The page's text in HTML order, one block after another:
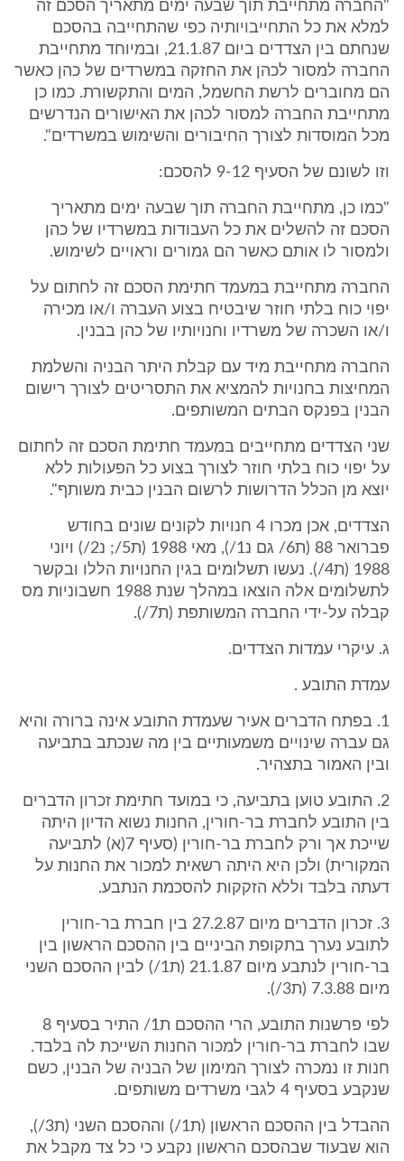
"החברה מתחייבת תוך שבעה ימים מתאריך הסכם זה
למלא את כל התחייבויותיה כפי שהתחייבה בהסכם
שנחתם בין הצדדים ביום 21.1.87, ובמיוחד מתחייבת
החברה למסור לכהן את החזקה במשרדים של כהן כאשר
הם מחוברים לרשת החשמל, המים והתקשורת. כמו כן
מתחייבת החברה למסור לכהן את האישורים הנדרשים
מכל המוסדות לצורך החיבורים והשימוש במשרדים".
וזו לשונם של הסעיף 9-12 להסכם:
"כמו כן, מתחייבת החברה תוך שבעה ימים מתאריך
הסכם זה להשלים את כל העבודות במשרדיו של כהן
ולמסור לו אותם כאשר הם גמורים וראויים לשימוש.
החברה מתחייבת במעמד חתימת הסכם זה לחתום על
יפוי כוח בלתי חוזר שיבטיח בצוע העברה ו/או מכירה
ו/או השכרה של משרדיו וחנויותיו של כהן בבנין.
החברה מתחייבת מיד עם קבלת היתר הבניה והשלמת
המחיצות בחנויות להמציא את התסריטים לצורך רישום
הבנין בפנקס הבתים המשותפים.
שני הצדדים מתחייבים במעמד חתימת הסכם זה לחתום
על יפוי כוח בלתי חוזר לצורך בצוע כל הפעולות ללא
יוצא מן הכלל הדרושות לרשום הבנין כבית משותף".
הצדדים, אכן מכרו 4 חנויות לקונים שונים בחודש
פברואר 88 (ת6/ גם נ1/), מאי 1988 (ת5/; נ2/) ויוני
1988 (ת4/). נעשו תשלומים בגין החנויות הללו ובקשר
לתשלומים אלה הוצאו במהלך שנת 1988 חשבוניות מס
קבלה על-ידי החברה המשותפת (ת7/).
ג. עיקרי עמדות הצדדים.
עמדת התובע .
1. בפתח הדברים אעיר שעמדת התובע אינה ברורה והיא
גם עברה שינויים משמעותיים בין מה שנכתב בתביעה
ובין האמור בתצהיר.
2. התובע טוען בתביעה, כי במועד חתימת זכרון הדברים
בין התובע לחברת בר-חורין, החנות נשוא הדיון היתה
שייכת אך ורק לחברת בר-חורין (סעיף 7(א) לתביעה
המקורית) ולכן היא היתה רשאית למכור את החנות על
דעתה בלבד וללא הזקקות להסכמת הנתבע.
3. זכרון הדברים מיום 27.2.87 בין חברת בר-חורין
לתובע נערך בתקופת הביניים בין ההסכם הראשון בין
בר-חורין לנתבע מיום 21.1.87 (ת1/) לבין ההסכם השני
מיום 7.3.88 (ת3/).
לפי פרשנות התובע, הרי ההסכם ת1/ התיר בסעיף 8
שבו לחברת בר-חורין למכור החנות השייכת לה בלבד.
חנות זו נמכרה לצורך המימון של הבניה של הבנין, כשם
שנקבע בסעיף 4 לגבי משרדים משותפים.
ההבדל בין ההסכם הראשון (ת1/) וההסכם השני (ת3/),
הוא שבעוד שבהסכם הראשון נקבע כי כל צד מקבל את